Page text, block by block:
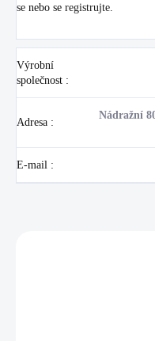
se nebo se registrujte
Výrobní
společnost :
Adresa :
Nádražní
E-mail :